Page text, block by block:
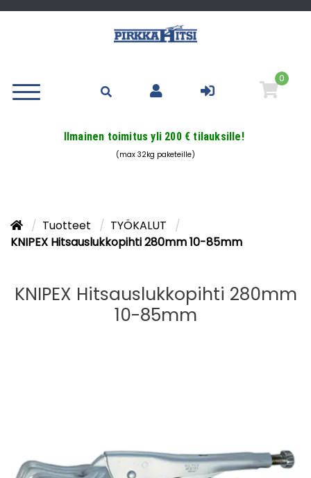
0
Ilmainen toimitus yli 200 € tilauksille!
(max 32kg paketeille)
Tuotteet
TYÖKALUT
KNIPEX Hitsauslukkopihti 280mm 10-85mm
KNIPEX Hitsauslukkopihti 280mm
10-85mm